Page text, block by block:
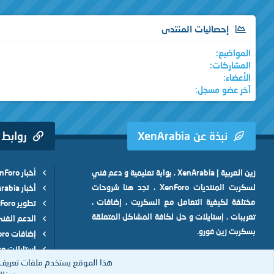
إحصائيات المنتدى
المواضيع
المشاركات
الأعضاء
آخر عضو مسجل
نبذة عن XenArabia
زين العربية | XenArabia ، بوابة تعليمية و دعم فني
لسكربت المنتديات XenForo ، تجد هنا شروحات
مختلفة لكيفية التعامل مع السكربت ، إضافات ،
تعريبات ، إستايلات و حل لكافة المشاكل المتعلقة
بسكربت زين فورو.
أخبار XenForo
أخبار XenArabia
تطوير XenForo
الدعم
إضافات XenForo
إستايلات XenForo
هذا الموقع يستخدم ملفات